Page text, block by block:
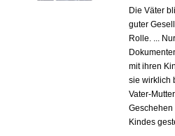
Die Väter
guter
Rolle. ...
mit ihren
sie wirklich
Vater-
Geschehen
Kindes